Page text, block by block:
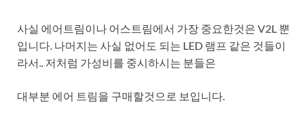
사실 에어트림이나 어스트림에서 가장 중요한것은 V2L 뿐
입니다. 나머지는 사실 없어도 되는 LED 램프 같은 것들이
라서.. 저처럼 가성비를 중시하시는 분들은
대부분 에어 트림을 구매할것으로 보입니다.